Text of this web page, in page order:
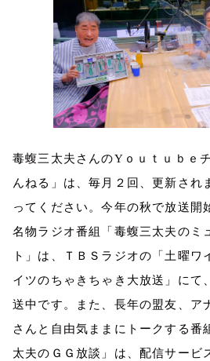
毒蝮三太夫さんのY ｏｕｔｕｂｅ
んねる」は、毎月２回、更新され
ってください。今年の秋で放送開
名物ラジオ番組「毒蝮三太夫のミ
ト」は、ＴＢＳラジオの「土曜
イツのちゃきちゃき大放送」にて
送中です。また、長年の盟友、ア
さんと自由気ままにトークする番
太夫のＧＧ放談」は、配信サービ